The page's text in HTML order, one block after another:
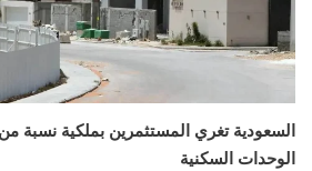
السعودية تغري المستثمرين بملكية نسبة
الوحدات السكنية